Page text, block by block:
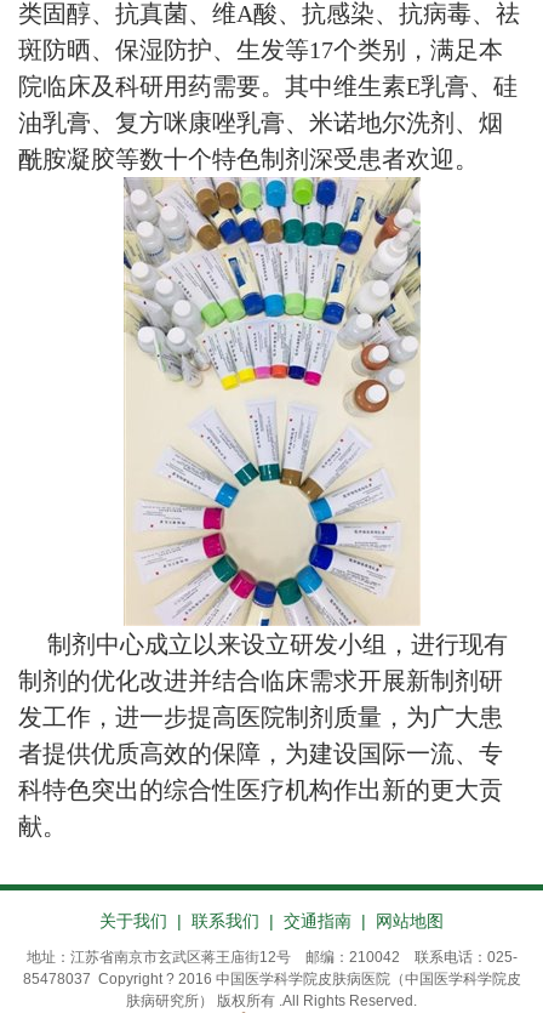
类固醇、抗真菌、维A酸、抗感染、抗病毒、祛
斑防晒、保湿防护、生发等17个类别，满足本
院临床及科研用药需要。其中维生素E乳膏、硅
油乳膏、复方咪康唑乳膏、米诺地尔洗剂、烟
酰胺凝胶等数十个特色制剂深受患者欢迎。
制剂中心成立以来设立研发小组，进行现有
制剂的优化改进并结合临床需求开展新制剂研
发工作，进一步提高医院制剂质量，为广大患
者提供优质高效的保障，为建设国际一流、专
科特色突出的综合性医疗机构作出新的更大贡
献。
关于我们 | 联系我们 | 交通指南 | 网站地图
地址：江苏省南京市玄武区蒋王庙街12号 邮编：210042 联系电话：025-
85478037 Copyright ? 2016 中国医学科学院皮肤病医院（中国医学科学院皮
肤病研究所） 版权所有 .All Rights Reserved.